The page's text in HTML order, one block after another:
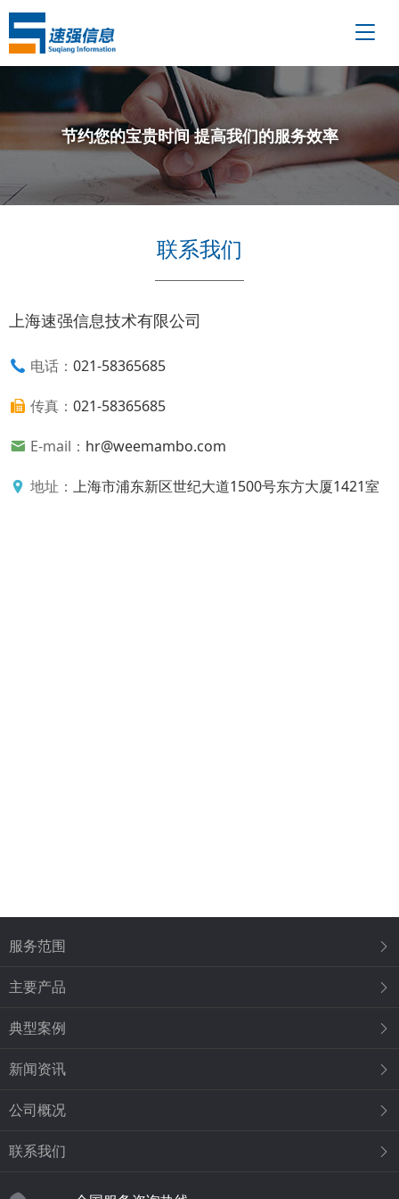
节约您的宝贵时间 提高我们的服务效率
联系我们
上海速强信息技术有限公司
电话 021-58365685
传真 021-58365685
E-mail hr@weemambo.com
地址 上海市浦东新区世纪大道1500号东方大厦1421室
服务范围
主要产品
典型案例
新闻资讯
公司概况
联系我们